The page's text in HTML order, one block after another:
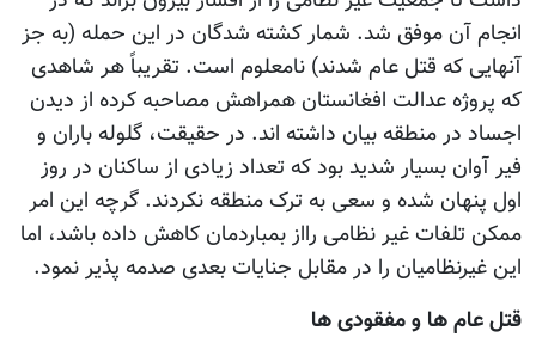
انجام آن موفق شد. شمار کشته شدگان در این حمله (به جز
آنهایی که قتل عام شدند) نامعلوم است. تقریباً هر شاهدی
که پروژه عدالت افغانستان همراهش مصاحبه کرده از دیدن
اجساد در منطقه بیان داشته اند. در حقیقت، گلوله باران و
فیر آوان بسیار شدید بود که تعداد زیادی از ساکنان در روز
اول پنهان شده و سعی به ترک منطقه نکردند. گرچه این امر
ممکن تلفات غیر نظامی رااز بمباردمان کاهش داده باشد، اما
این غیرنظامیان را در مقابل جنایات بعدی صدمه پذیر نمود.
قتل عام ها و مفقودی ها